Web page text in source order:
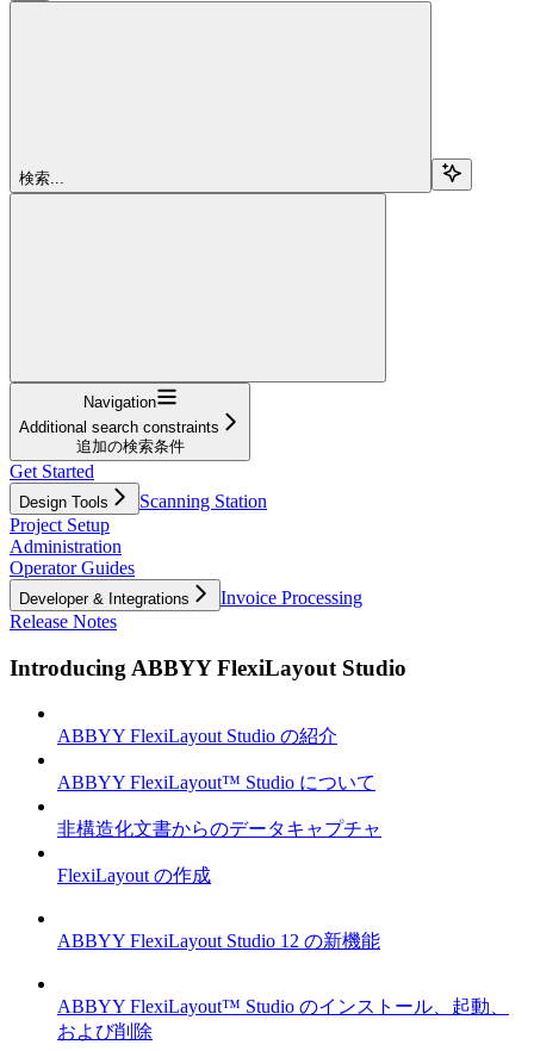
検索...
Navigation
Additional search constraints
追加の検索条件
Get Started
Design Tools
Scanning Station
Project Setup
Administration
Operator Guides
Developer & Integrations
Invoice Processing
Release Notes
Introducing ABBYY FlexiLayout Studio
ABBYY FlexiLayout Studio の紹介
ABBYY FlexiLayout™ Studio について
非構造化文書からのデータキャプチャ
FlexiLayout の作成
ABBYY FlexiLayout Studio 12 の新機能
ABBYY FlexiLayout™ Studio のインストール、起動、
および削除